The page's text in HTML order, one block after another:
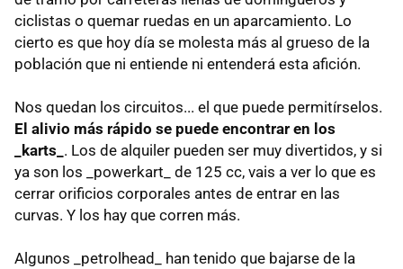
ciclistas o quemar ruedas en un aparcamiento. Lo
cierto es que hoy día se molesta más al grueso de la
población que ni entiende ni entenderá esta afición.
Nos quedan los circuitos... el que puede permitírselos.
El alivio más rápido se puede encontrar en los
_karts_ . Los de alquiler pueden ser muy divertidos, y si
ya son los _powerkart_ de 125 cc, vais a ver lo que es
cerrar orificios corporales antes de entrar en las
curvas. Y los hay que corren más.
Algunos _petrolhead_ han tenido que bajarse de la